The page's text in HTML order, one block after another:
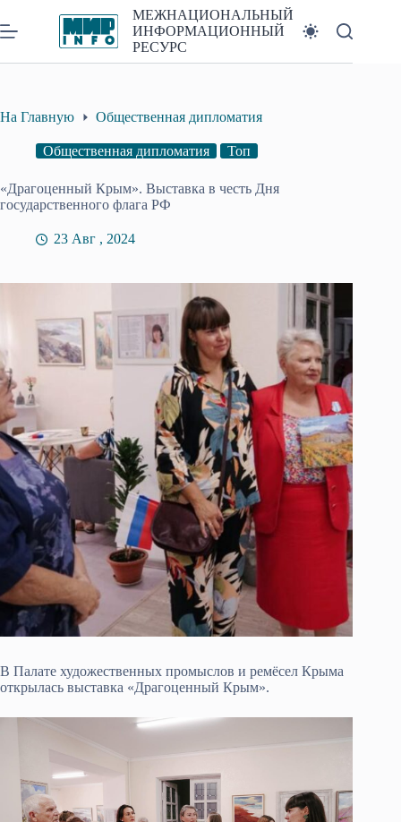
к
сути
МЕЖНАЦИОНАЛЬНЫЙ
ИНФОРМАЦИОННЫЙ
РЕСУРС
На Главную Общественная дипломатия
Общественная дипломатия Топ
«Драгоценный Крым». Выставка в честь Дня
государственного флага РФ
23 Авг , 2024
В Палате художественных промыслов и ремёсел Крыма
открылась выставка «Драгоценный Крым».